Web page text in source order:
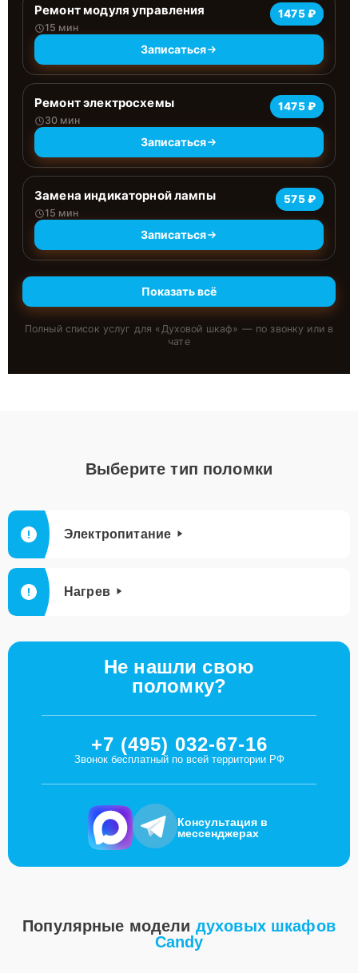
Ремонт модуля управления
15 мин
1475 ₽
Записаться
Ремонт электросхемы
30 мин
1475 ₽
Записаться
Замена индикаторной лампы
15 мин
575 ₽
Записаться
Показать всё
Полный список услуг для «Духовой шкаф» — по звонку или в
чате
Выберите тип поломки
Электропитание
Нагрев
Не нашли свою
поломку?
+7 (495) 032-67-16
Звонок бесплатный по всей территории РФ
Консультация в
мессенджерах
Популярные модели духовых шкафов
Candy